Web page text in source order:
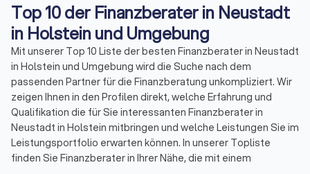
Top 10 der Finanzberater in Neustadt
in Holstein und Umgebung
Mit unserer Top 10 Liste der besten Finanzberater in Neustadt
in Holstein und Umgebung wird die Suche nach dem
passenden Partner für die Finanzberatung unkompliziert. Wir
zeigen Ihnen in den Profilen direkt, welche Erfahrung und
Qualifikation die für Sie interessanten Finanzberater in
Neustadt in Holstein mitbringen und welche Leistungen Sie im
Leistungsportfolio erwarten können. In unserer Topliste
finden Sie Finanzberater in Ihrer Nähe, die mit einem